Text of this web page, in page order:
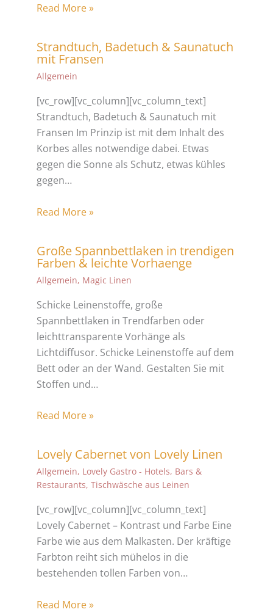
Read More »
Strandtuch, Badetuch & Saunatuch
mit Fransen
Allgemein
[vc_row][vc_column][vc_column_text]
Strandtuch, Badetuch & Saunatuch mit
Fransen Im Prinzip ist mit dem Inhalt des
Korbes alles notwendige dabei. Etwas
gegen die Sonne als Schutz, etwas kühles
gegen…
Read More »
Große Spannbettlaken in trendigen
Farben & leichte Vorhaenge
Allgemein, Magic Linen
Schicke Leinenstoffe, große
Spannbettlaken in Trendfarben oder
leichttransparente Vorhänge als
Lichtdiffusor. Schicke Leinenstoffe auf dem
Bett oder an der Wand. Gestalten Sie mit
Stoffen und…
Read More »
Lovely Cabernet von Lovely Linen
Allgemein, Lovely Gastro - Hotels, Bars &
Restaurants, Tischwäsche aus Leinen
[vc_row][vc_column][vc_column_text]
Lovely Cabernet – Kontrast und Farbe Eine
Farbe wie aus dem Malkasten. Der kräftige
Farbton reiht sich mühelos in die
bestehenden tollen Farben von…
Read More »